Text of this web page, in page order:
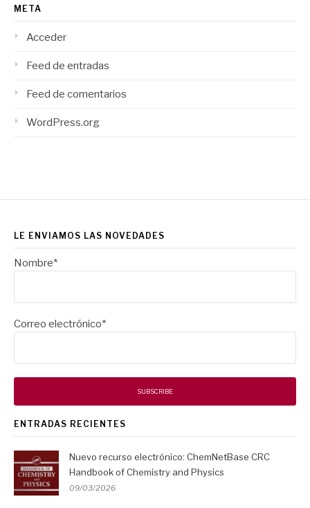
META
Acceder
Feed de entradas
Feed de comentarios
WordPress.org
LE ENVIAMOS LAS NOVEDADES
Nombre*
Correo electrónico*
ENTRADAS RECIENTES
Nuevo recurso electrónico: ChemNetBase CRC
Handbook of Chemistry and Physics
09/03/2026